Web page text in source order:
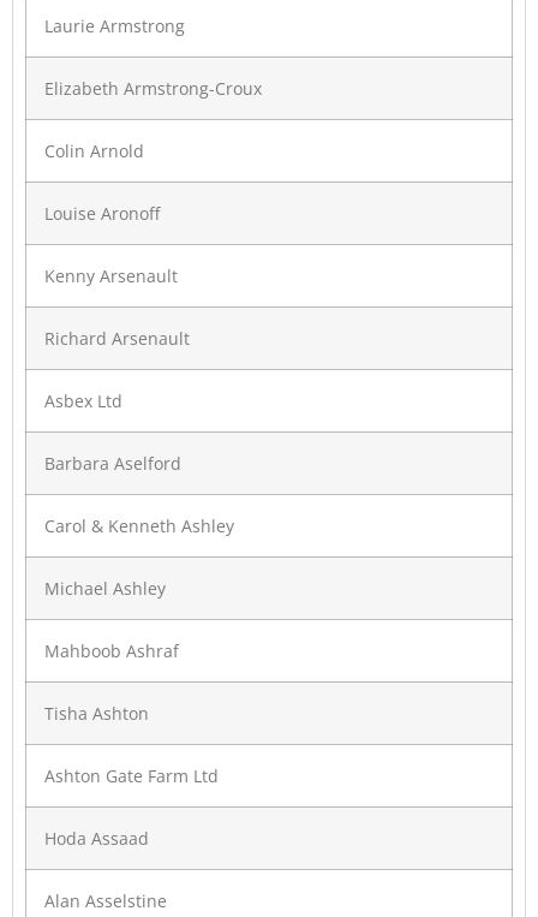
Laurie Armstrong
Elizabeth Armstrong-Croux
Colin Arnold
Louise Aronoff
Kenny Arsenault
Richard Arsenault
Asbex Ltd
Barbara Aselford
Carol & Kenneth Ashley
Michael Ashley
Mahboob Ashraf
Tisha Ashton
Ashton Gate Farm Ltd
Hoda Assaad
Alan Asselstine